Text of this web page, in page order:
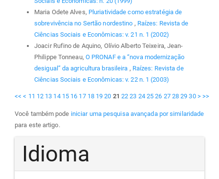
Maria Odete Alves, Pluriatividade como estratégia de
sobrevivência no Sertão nordestino , Raízes: Revista de
Ciências Sociais e Econômicas: v. 21 n. 1 (2002)
Joacir Rufino de Aquino, Olívio Alberto Teixeira, Jean-
Philippe Tonneau, O PRONAF e a “nova modernização
desigual” da agricultura brasileira , Raízes: Revista de
Ciências Sociais e Econômicas: v. 22 n. 1 (2003)
<< < 11 12 13 14 15 16 17 18 19 20 21 22 23 24 25 26 27 28 29 30 > >>
Você também pode iniciar uma pesquisa avançada por similaridade
para este artigo.
Idioma